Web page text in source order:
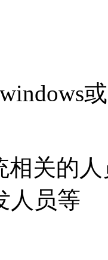
相关的
人员等